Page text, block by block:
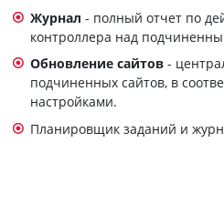
Журнал - полный отчет по
контроллера над
Обновление сайтов-
подчиненных сайтов, в
настройками.
Планировщик заданий и